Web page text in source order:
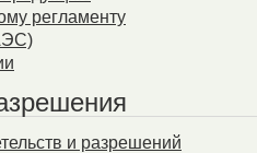
регламенту
и разрешений